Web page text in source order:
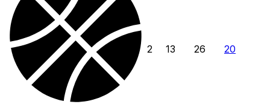
2 13 26 20